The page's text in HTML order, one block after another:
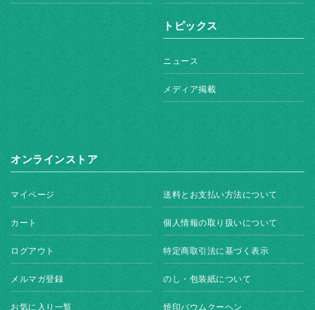
トピックス
ニュース
メディア掲載
オンラインストア
マイページ
カート
ログアウト
メルマガ登録
お気に入り一覧
送料とお支払い方法について
個人情報の取り扱いについて
特定商取引法に基づく表示
のし・包装紙について
焼印バウムクーヘン